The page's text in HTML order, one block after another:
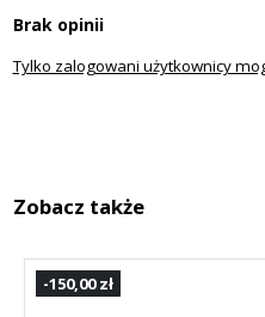
Brak opinii
Tylko zalogowani użytkownicy
Zobacz także
-150,00 zł